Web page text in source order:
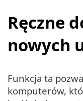
Ręczne
nowych
Funkcja ta
komputerów,